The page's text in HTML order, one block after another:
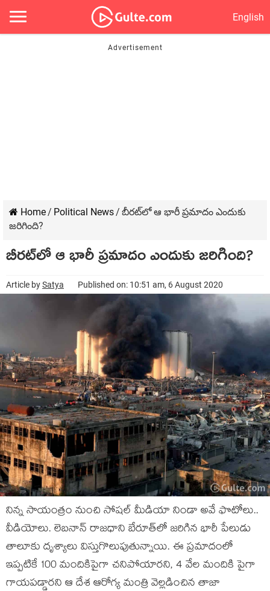
English
Home/ Political News/ బీర‌ట్‌లో ఆ భారీ ప్ర‌మాదం ఎందుకు
జ‌రిగింది?
బీర‌ట్‌లో ఆ భారీ ప్ర‌మాదం ఎందుకు జ‌రిగింది?
Article bySatya Published on: 10:51 am, 6 August 2020
నిన్న సాయంత్రం నుంచి సోష‌ల్ మీడియా నిండా అవే ఫొటోలు..
వీడియోలు. లెబనాన్ రాజధాని బేరూత్‌లో జ‌రిగిన‌ భారీ పేలుడు
తాలూకు దృశ్యాలు విస్తుగొలుపుతున్నాయి. ఈ ప్ర‌మాదంలో
ఇప్ప‌టికే 100 మందికిపైగా చనిపోయారని, 4 వేల మందికి పైగా
గాయపడ్డారని ఆ దేశ ఆరోగ్య మంత్రి వెల్ల‌డించిన తాజా